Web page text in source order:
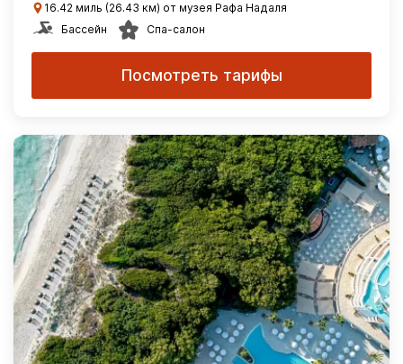
16.42 миль (26.43 км) от музея Рафа Надаля
Бассейн
Спа-салон
Посмотреть тарифы